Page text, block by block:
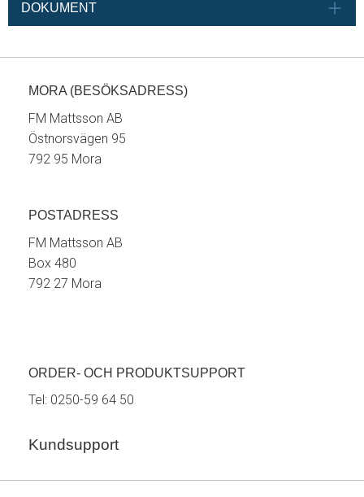
DOKUMENT
MORA (BESÖKSADRESS)
FM Mattsson AB
Östnorsvägen 95
792 95 Mora
POSTADRESS
FM Mattsson AB
Box 480
792 27 Mora
ORDER- OCH PRODUKTSUPPORT
Tel: 0250-59 64 50
Kundsupport